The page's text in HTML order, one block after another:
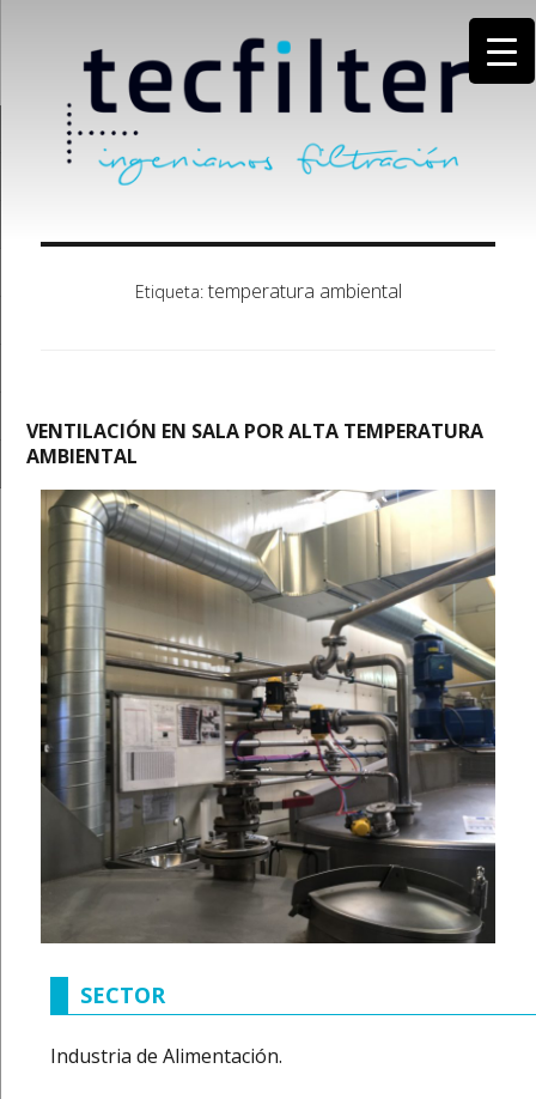
Etiqueta: temperatura ambiental
VENTILACIÓN EN SALA POR ALTA TEMPERATURA
AMBIENTAL
SECTOR
Industria de Alimentación.